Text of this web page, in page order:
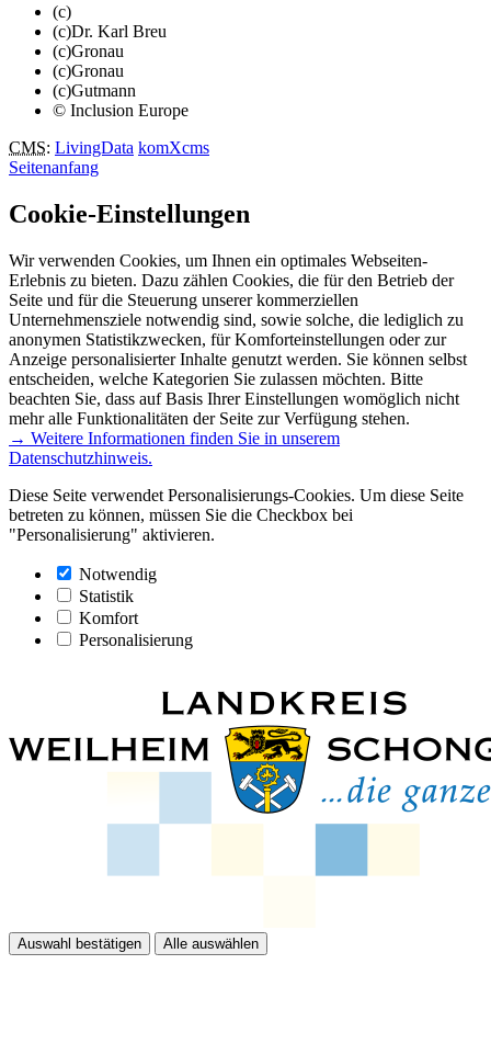
(c)
(c)Dr. Karl Breu
(c)Gronau
(c)Gronau
(c)Gutmann
© Inclusion Europe
CMS: LivingData komXcms
Seitenanfang
Cookie-Einstellungen
Wir verwenden Cookies, um Ihnen ein optimales Webseiten-
Erlebnis zu bieten. Dazu zählen Cookies, die für den Betrieb der
Seite und für die Steuerung unserer kommerziellen
Unternehmensziele notwendig sind, sowie solche, die lediglich zu
anonymen Statistikzwecken, für Komforteinstellungen oder zur
Anzeige personalisierter Inhalte genutzt werden. Sie können selbst
entscheiden, welche Kategorien Sie zulassen möchten. Bitte
beachten Sie, dass auf Basis Ihrer Einstellungen womöglich nicht
mehr alle Funktionalitäten der Seite zur Verfügung stehen.
→ Weitere Informationen finden Sie in unserem
Datenschutzhinweis.
Diese Seite verwendet Personalisierungs-Cookies. Um diese Seite
betreten zu können, müssen Sie die Checkbox bei
"Personalisierung" aktivieren.
Notwendig
Statistik
Komfort
Personalisierung
Auswahl bestätigen Alle auswählen